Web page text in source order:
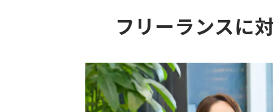
フリーランスに